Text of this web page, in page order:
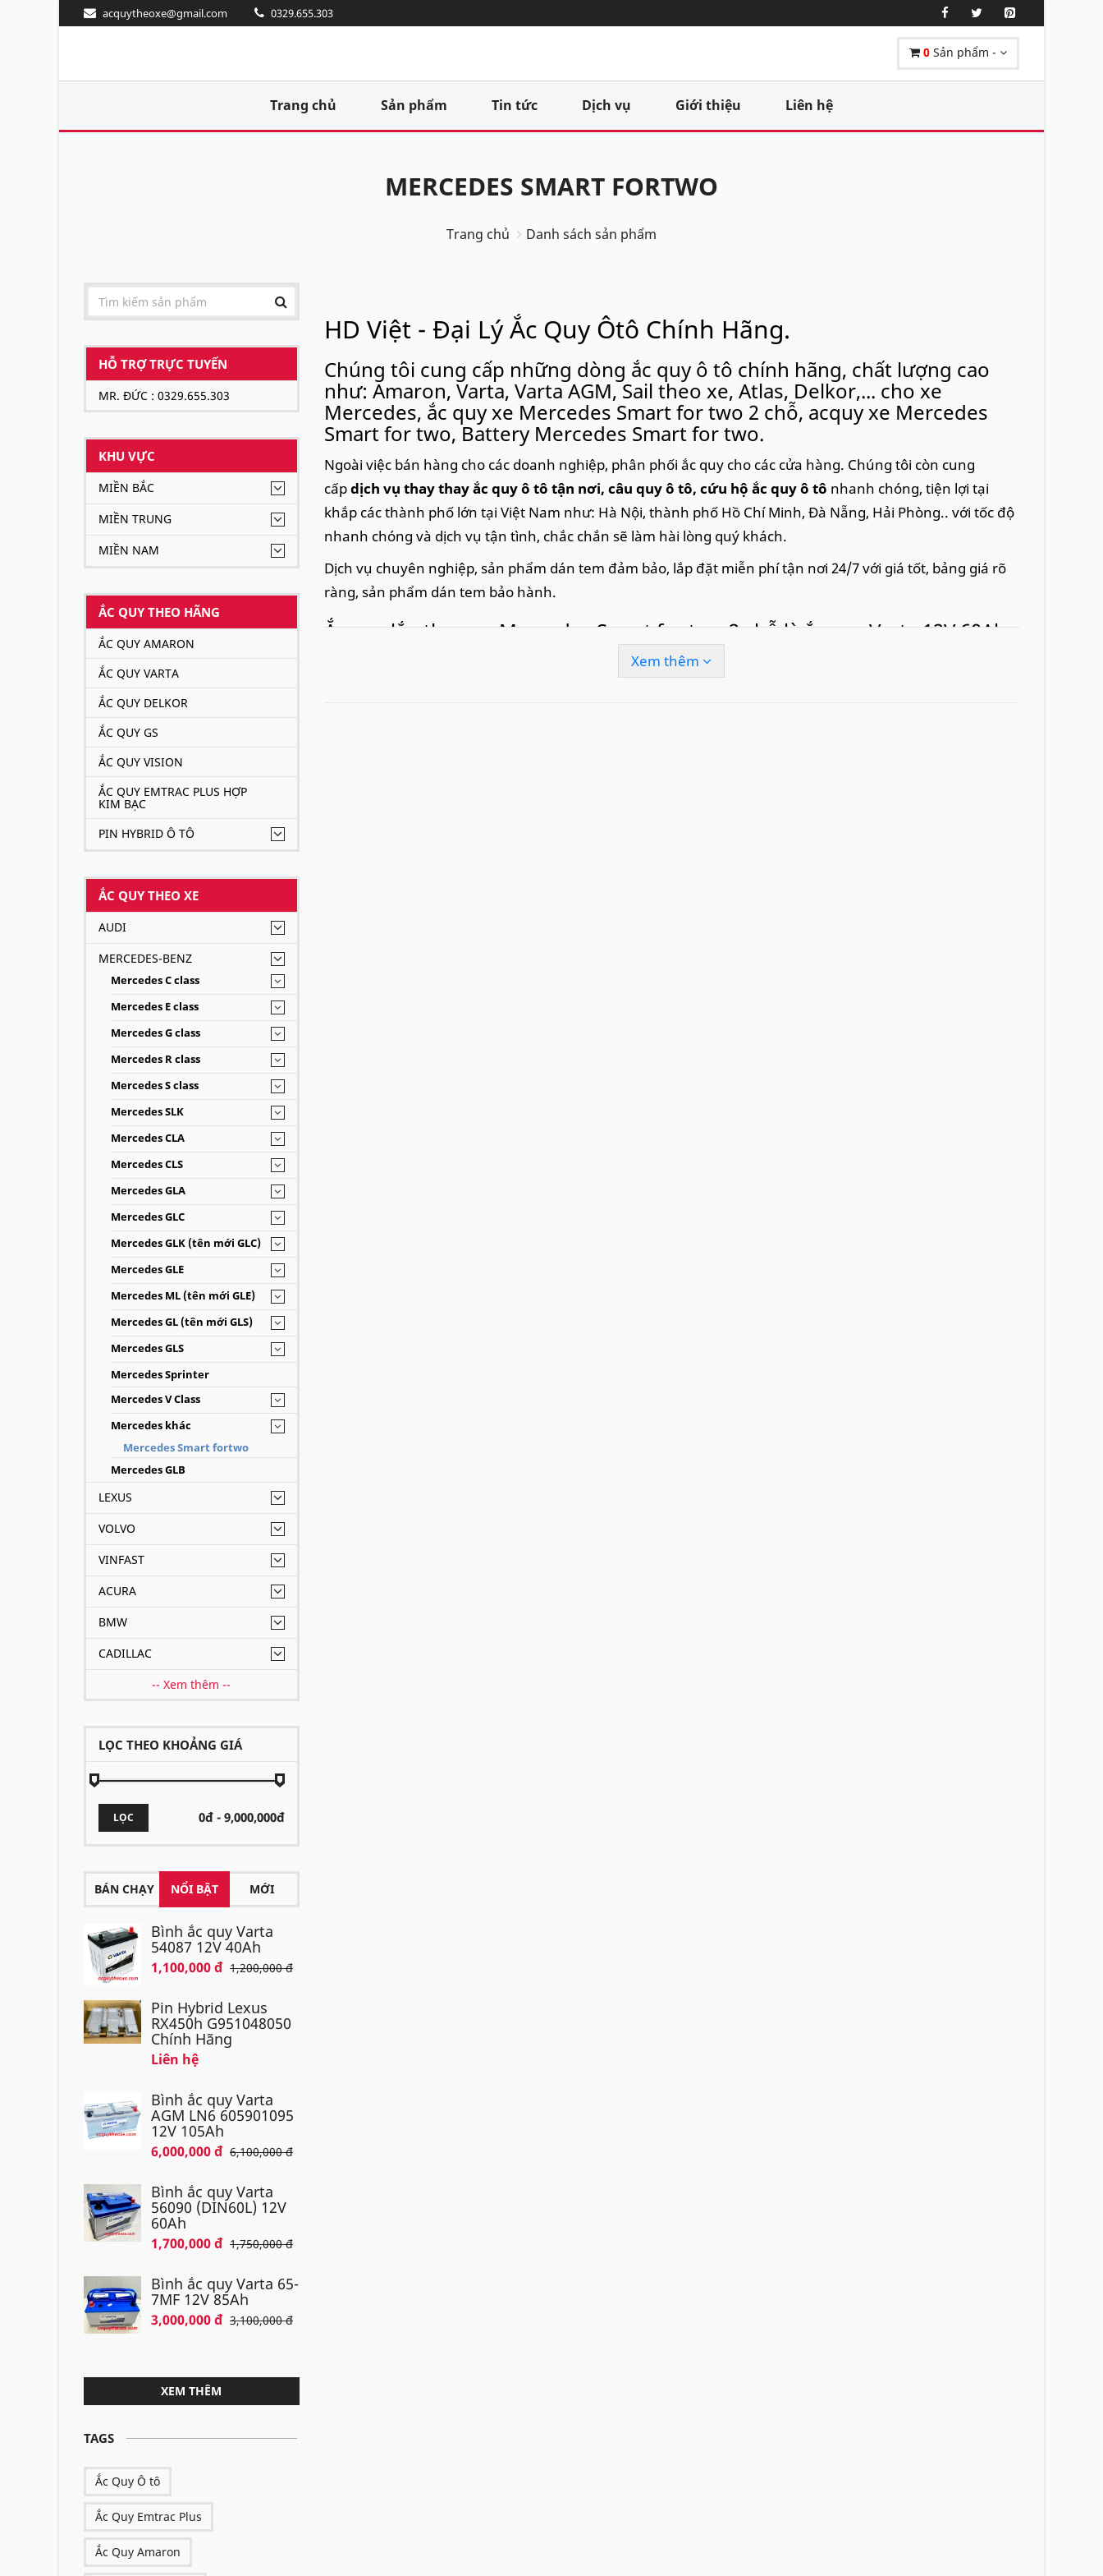
acquytheoxe@gmail.com 0329.655.303
0 Sản phẩm -
Trang chủ Sản phẩm Tin tức Dịch vụ Giới thiệu Liên hệ
MERCEDES SMART FORTWO
Trang chủ Danh sách sản phẩm
HỖ TRỢ TRỰC TUYẾN
MR. ĐỨC : 0329.655.303
KHU VỰC
MIỀN BẮC
MIỀN TRUNG
MIỀN NAM
ẮC QUY THEO HÃNG
ẮC QUY AMARON
ẮC QUY VARTA
ẮC QUY DELKOR
ẮC QUY GS
ẮC QUY VISION
ẮC QUY EMTRAC PLUS HỢP
KIM BẠC
PIN HYBRID Ô TÔ
ẮC QUY THEO XE
AUDI
MERCEDES-BENZ
Mercedes C class
Mercedes E class
Mercedes G class
Mercedes R class
Mercedes S class
Mercedes SLK
Mercedes CLA
Mercedes CLS
Mercedes GLA
Mercedes GLC
Mercedes GLK (tên mới GLC)
Mercedes GLE
Mercedes ML (tên mới GLE)
Mercedes GL (tên mới GLS)
Mercedes GLS
Mercedes Sprinter
Mercedes V Class
Mercedes khác
Mercedes Smart fortwo
Mercedes GLB
LEXUS
VOLVO
VINFAST
ACURA
BMW
CADILLAC
-- Xem thêm --
LỌC THEO KHOẢNG GIÁ
LỌC
BÁN CHẠY NỔI BẬT MỚI
Bình ắc quy Varta
54087 12V 40Ah
1,100,000 đ 1,200,000 đ
Pin Hybrid Lexus
RX450h G951048050
Chính Hãng
Liên hệ
Bình ắc quy Varta
AGM LN6 605901095
12V 105Ah
6,000,000 đ 6,100,000 đ
Bình ắc quy Varta
56090 (DIN60L) 12V
60Ah
1,700,000 đ 1,750,000 đ
Bình ắc quy Varta 65-
7MF 12V 85Ah
3,000,000 đ 3,100,000 đ
XEM THÊM
TAGS
Ắc Quy Ô tô
Ắc Quy Emtrac Plus
Ắc Quy Amaron
HD Việt - Đại Lý Ắc Quy Ôtô Chính Hãng.
Chúng tôi cung cấp những dòng ắc quy ô tô chính hãng, chất lượng cao
như: Amaron, Varta, Varta AGM, Sail theo xe, Atlas, Delkor,... cho xe
Mercedes, ắc quy xe Mercedes Smart for two 2 chỗ, acquy xe Mercedes
Smart for two, Battery Mercedes Smart for two.
Ngoài việc bán hàng cho các doanh nghiệp, phân phối ắc quy cho các cửa hàng. Chúng tôi còn cung
cấpdịch vụ thay thay ắc quy ô tô tận nơi, câu quy ô tô, cứu hộ ắc quy ô tô nhanh chóng, tiện lợi tại
khắp các thành phố lớn tại Việt Nam như: Hà Nội, thành phố Hồ Chí Minh, Đà Nẵng, Hải Phòng.. với tốc độ
nhanh chóng và dịch vụ tận tình, chắc chắn sẽ làm hài lòng quý khách.
Dịch vụ chuyên nghiệp, sản phẩm dán tem đảm bảo, lắp đặt miễn phí tận nơi 24/7 với giá tốt, bảng giá rõ
ràng, sản phẩm dán tem bảo hành.
Ắc quy lắp theo xe Mercedes Smart for two 2 chỗ là ắc quy Varta 12V 60Ah
CCA 680A có dòng khởi động nguội CCA tương đương bình Varta 75Ah DIN
Xem thêm